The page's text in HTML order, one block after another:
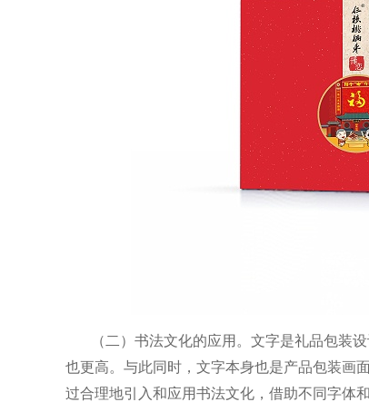
（二）书法文化的应用。文字是礼品包装
也更高。与此同时，文字本身也是产品包装画
过合理地引入和应用书法文化，借助不同字体